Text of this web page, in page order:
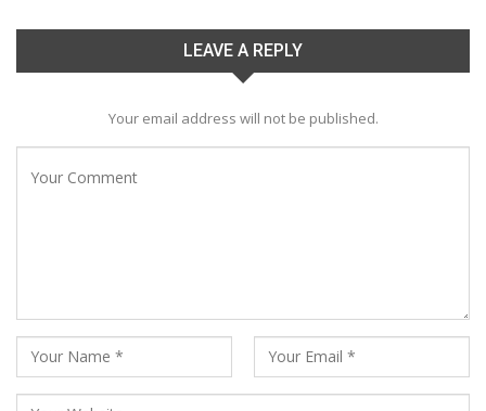
LEAVE A REPLY
Your email address will not be published.